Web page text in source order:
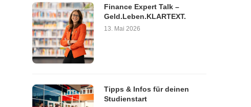
Finance Expert Talk –
Geld.Leben.KLARTEXT.
13. Mai 2026
Tipps & Infos für deinen
Studienstart